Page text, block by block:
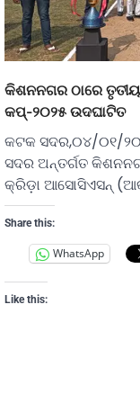
କିଶନନଗର ଠାରେ ତୃତୀୟ
କପ୍-୨୦୨୫ ଉଦଘାଟିତ
କଟକ ସଦର,୦୪/୦୧/
ସଦର ଅନ୍ତର୍ଗତ
କ୍ରିଡ଼ା ଆସୋସିଏସନ୍
Share this:
WhatsApp
Like this: